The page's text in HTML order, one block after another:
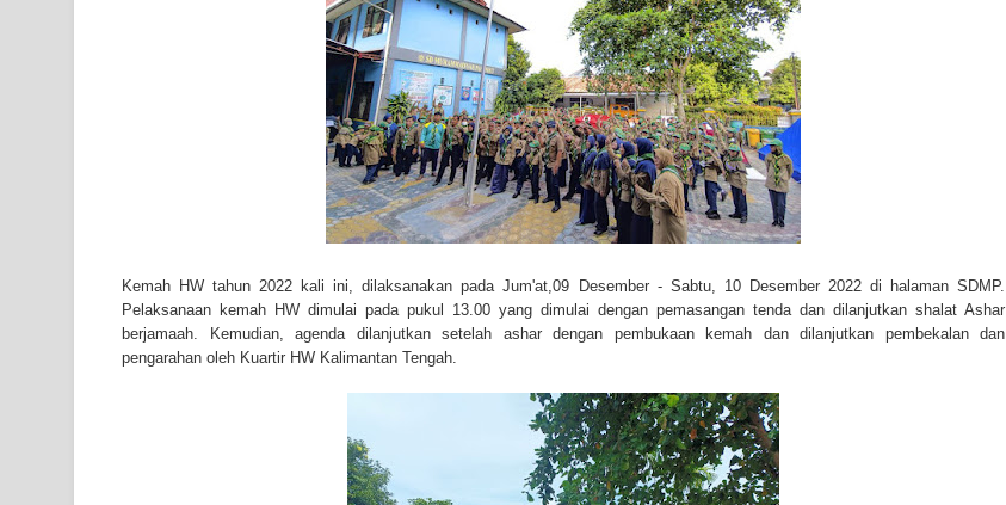
Kemah HW tahun 2022 kali ini, dilaksanakan pada Jum'at,09 Desember - Sabtu, 10 Desember 2022 di halaman SDMP.
Pelaksanaan kemah HW dimulai pada pukul 13.00 yang dimulai dengan pemasangan tenda dan dilanjutkan shalat Ashar
berjamaah. Kemudian, agenda dilanjutkan setelah ashar dengan pembukaan kemah dan dilanjutkan pembekalan dan
pengarahan oleh Kuartir HW Kalimantan Tengah.